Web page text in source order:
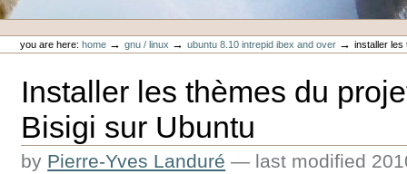
Personal
tools
you are here: home →gnu / linux →ubuntu 8.10 intrepid ibex and over →installer les
Installer les thèmes du
Bisigi sur Ubuntu
by Pierre-Yves Landuré — last modified